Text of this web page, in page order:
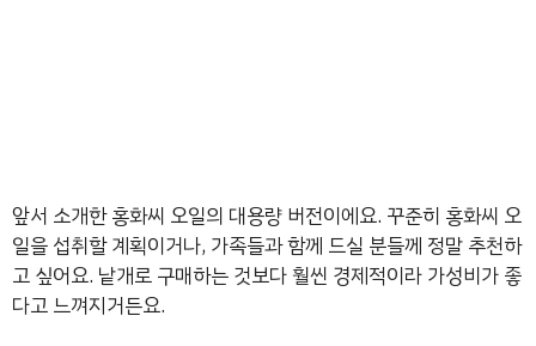
앞서 소개한 홍화씨 오일의 대용량 버전이에요. 꾸준히 홍화씨 오
일을 섭취할 계획이거나, 가족들과 함께 드실 분들께 정말 추천하
고 싶어요. 낱개로 구매하는 것보다 훨씬 경제적이라 가성비가 좋
다고 느껴지거든요.